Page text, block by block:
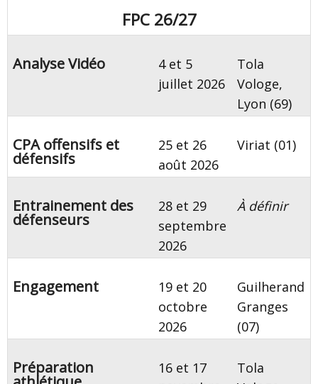
FPC 26/27
Analyse Vidéo
4 et 5
juillet 2026
Tola
Vologe,
Lyon (69)
CPA offensifs et
défensifs
25 et 26
août 2026
Viriat (01)
Entrainement des
défenseurs
28 et 29
septembre
2026
À définir
Engagement
19 et 20
octobre
2026
Guilherand
Granges
(07)
Préparation
16 et 17
Tola